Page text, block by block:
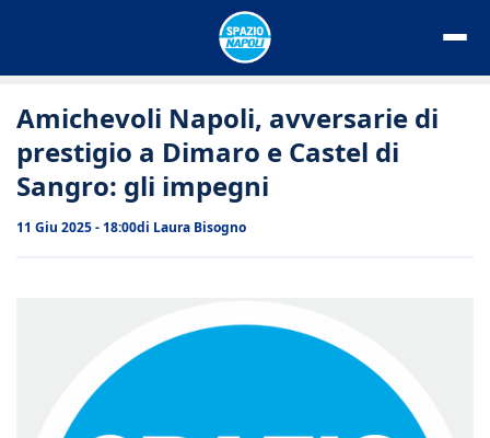
Amichevoli Napoli, avversarie di
prestigio a Dimaro e Castel di
Sangro: gli impegni
11 Giu 2025 - 18:00di Laura Bisogno